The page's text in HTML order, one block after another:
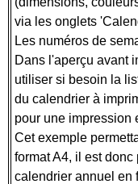
via les onglets
Les numéros de
Dans l'aperçu avant
utiliser si besoin la
du calendrier à
pour une impression
Cet exemple
format A4, il est
calendrier annuel en